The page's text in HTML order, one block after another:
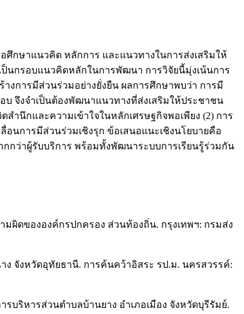
ศึกษาแนวคิด หลักการ และแนวทางในการส่งเสริมให้
นกรอบแนวคิดหลักในการพัฒนา การวิจัยนี้มุ่งเน้นการ
งการมีส่วนร่วมอย่างยั่งยืน ผลการศึกษาพบว่า การมี
จึงจำเป็นต้องพัฒนาแนวทางที่ส่งเสริมให้ประชาชน
ำนึกและความเข้าใจในหลักเศรษฐกิจพอเพียง (2) การ
นการมีส่วนร่วมเชิงรุก ข้อเสนอแนะเชิงนโยบายคือ
กว่าผู้รับบริการ พร้อมทั้งพัฒนาระบบการเรียนรู้ร่วมกัน
ผิดขององค์กรปกครอง ส่วนท้องถิ่น. กรุงเทพฯ: กรมส่ง
จังหวัดอุทัยธานี. การค้นคว้าอิสระ รป.ม. นครสวรรค์:
บริหารส่วนตำบลบ้านยาง อำเภอเมือง จังหวัดบุรีรัมย์.